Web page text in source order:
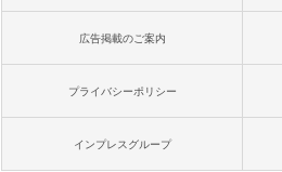
広告掲載のご案内
プライバシーポリシー
インプレスグループ